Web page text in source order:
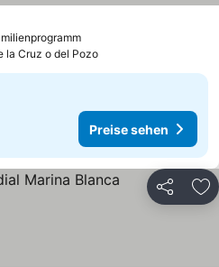
la Cruz o del Pozo
Preise sehen
Teilen